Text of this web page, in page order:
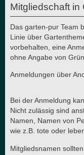
Mitgliedschaft in
Das garten-pur Team
Linie über
vorbehalten, eine
ohne Angabe von
Anmeldungen über
Bei der Anmeldung
Nicht zulässig sind
Namen, Namen von
wie z.B. tote oder
Mitgliedsnamen